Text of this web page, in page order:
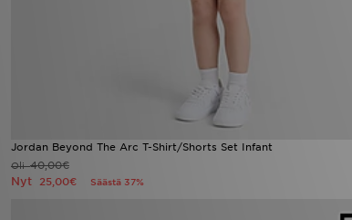
Jordan Beyond The Arc T-Shirt/Shorts Set Infant
Oli40,00€
Nyt 25,00€ Säästä 37%